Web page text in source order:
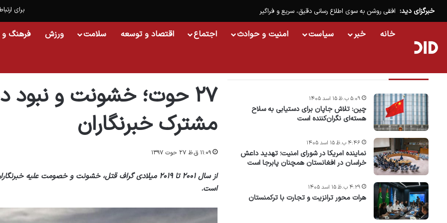
برای خبرگزای دید: افقی روشن به سوی اطلاع رسانی دقیق، سریع و فراگیر
خانه خبر سیاست امنیت و حوادث اجتماع اقتصاد و توسعه سلامت ورزش فرهنگ و
۲۷ حوت؛ خشونت و نبود
مشترک خبرنگاران
۱۱:۰۹ ق.ظ ۲۷ حوت ۱۳۹۷
از سال ۲۰۰۱ تا ۲۰۱۹ میلادی گراف قتل، خشونت و خصومت
است.
چین: تلاش جاپان برای دستیابی به سلاح
هسته‌ای نگران‌کننده است
۵:۰۹ ب.ظ ۱۵ اسد ۱۴۰۵
نماینده امریکا در شورای امنیت؛ تهدید داعش
خراسان در افغانستان همچنان پابرجا است
۴:۴۶ ب.ظ ۱۵ اسد ۱۴۰۵
هرات محور ترانزیت و تجارت با ترکمنستان
۴:۲۹ ب.ظ ۱۵ اسد ۱۴۰۵